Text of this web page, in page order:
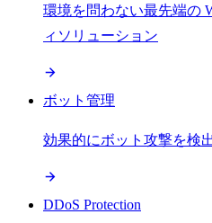
環境を問わない最先端の
ィソリューション
ボット管理
効果的にボット攻撃を検
DDoS Protection